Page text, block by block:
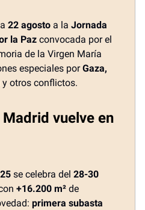
22 agosto a la Jornada
la Paz convocada por el
de la Virgen María
especiales porGaza,
y otros conflictos.
vuelve en
se celebra del 28-30
+16.200 m² de
primera subasta